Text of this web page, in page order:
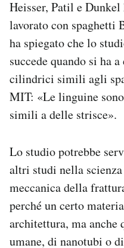
Heisser, Patil e
lavorato con spaghetti
ha spiegato che lo
succede quando si ha
cilindrici simili agli
MIT: «Le linguine
simili a delle strisce».
Lo studio potrebbe
altri studi nella
meccanica della
perché un certo
architettura, ma anche
umane, di nanotubi o